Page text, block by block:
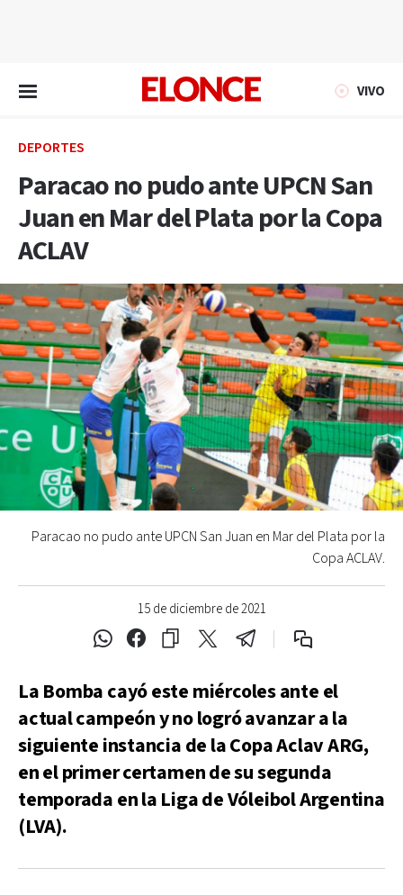
VIVO
DEPORTES
Paracao no pudo ante UPCN San
Juan en Mar del Plata por la Copa
ACLAV
15 de diciembre de 2021
Paracao no pudo ante UPCN San Juan en Mar del Plata por la
Copa ACLAV.
La Bomba cayó este miércoles ante el
actual campeón y no logró avanzar a la
siguiente instancia de la Copa Aclav ARG,
en el primer certamen de su segunda
temporada en la Liga de Vóleibol Argentina
(LVA).